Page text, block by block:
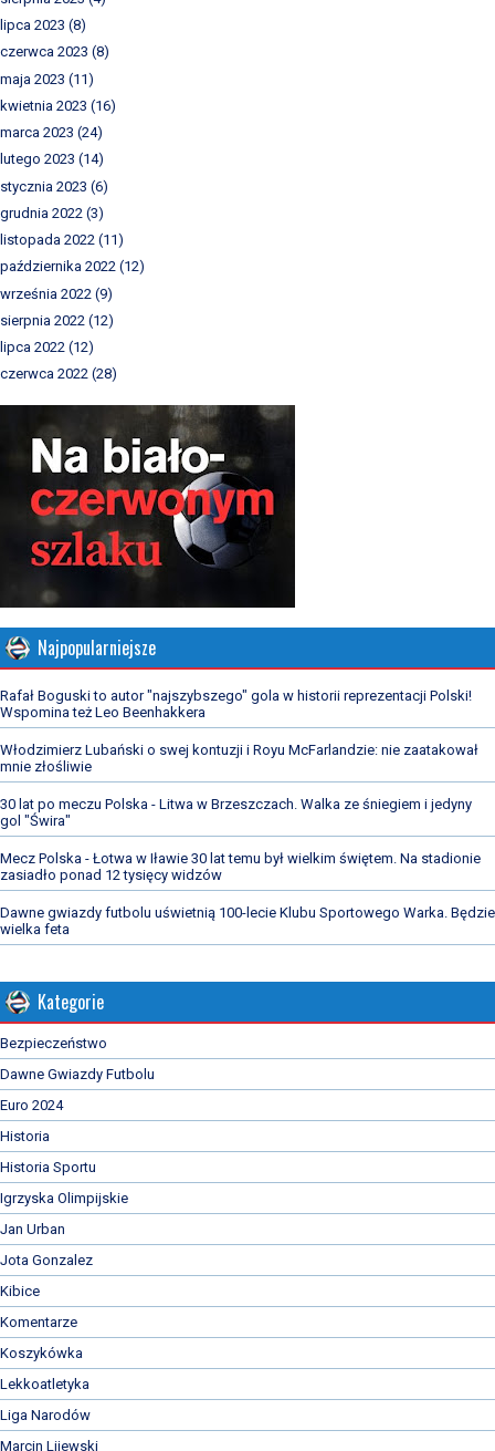
lipca 2023 (8)
czerwca 2023 (8)
maja 2023 (11)
kwietnia 2023 (16)
marca 2023 (24)
lutego 2023 (14)
stycznia 2023 (6)
grudnia 2022 (3)
listopada 2022 (11)
października 2022 (12)
września 2022 (9)
sierpnia 2022 (12)
lipca 2022 (12)
czerwca 2022 (28)
Najpopularniejsze
Rafał Boguski to autor "najszybszego" gola w historii reprezentacji Polski!
Wspomina też Leo Beenhakkera
Włodzimierz Lubański o swej kontuzji i Royu McFarlandzie: nie zaatakował
mnie złośliwie
30 lat po meczu Polska - Litwa w Brzeszczach. Walka ze śniegiem i jedyny
gol "Świra"
Mecz Polska - Łotwa w Iławie 30 lat temu był wielkim świętem. Na stadionie
zasiadło ponad 12 tysięcy widzów
Dawne gwiazdy futbolu uświetnią 100-lecie Klubu Sportowego Warka. Będzie
wielka feta
Kategorie
Bezpieczeństwo
Dawne Gwiazdy Futbolu
Euro 2024
Historia
Historia Sportu
Igrzyska Olimpijskie
Jan Urban
Jota Gonzalez
Kibice
Komentarze
Koszykówka
Lekkoatletyka
Liga Narodów
Marcin Lijewski